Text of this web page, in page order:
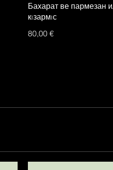
Бахарат ве пармезан
кıзармıс
80,00 €